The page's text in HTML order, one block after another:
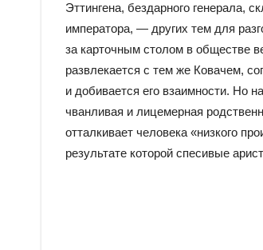
Эттингена, бездарного генерала,
императора, — других тем для
за карточным столом в обществе
развлекается с тем же Ковачем,
и добивается его взаимности. Но
чванливая и лицемерная
отталкивает человека «низкого
результате которой спесивые